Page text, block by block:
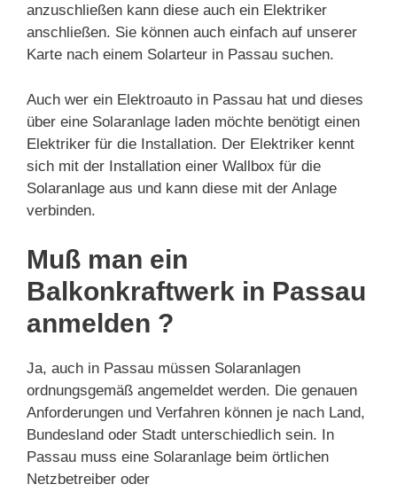
anzuschließen kann diese auch ein Elektriker
anschließen. Sie können auch einfach auf unserer
Karte nach einem Solarteur in Passau suchen.
Auch wer ein Elektroauto in Passau hat und dieses
über eine Solaranlage laden möchte benötigt einen
Elektriker für die Installation. Der Elektriker kennt
sich mit der Installation einer Wallbox für die
Solaranlage aus und kann diese mit der Anlage
verbinden.
Muß man ein
Balkonkraftwerk in Passau
anmelden ?
Ja, auch in Passau müssen Solaranlagen
ordnungsgemäß angemeldet werden. Die genauen
Anforderungen und Verfahren können je nach Land,
Bundesland oder Stadt unterschiedlich sein. In
Passau muss eine Solaranlage beim örtlichen
Netzbetreiber oder